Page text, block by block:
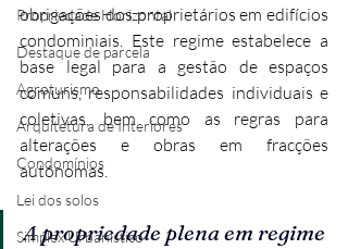
Propriedade Horizontal
Destaque de parcela
Agroturismo
Arquitetura de Interiores
Condomínios
Lei dos solos
Simplex Urbanístico
obrigações dos proprietários em edifícios
condominiais. Este regime estabelece a
base legal para a gestão de espaços
comuns, responsabilidades individuais e
coletivas, bem como as regras para
alterações e obras em fracções
autónomas.
A propriedade plena em regime